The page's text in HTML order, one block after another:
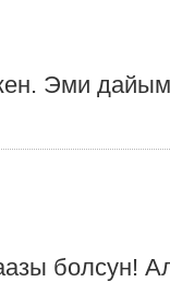
Эми
болсун!